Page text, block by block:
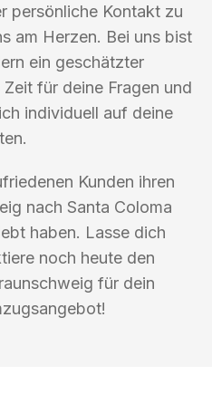
persönliche Kontakt zu
am Herzen. Bei uns bist
ein geschätzter
für deine Fragen und
individuell auf deine
Kunden ihren
nach Santa Coloma
haben. Lasse dich
noch heute den
für dein